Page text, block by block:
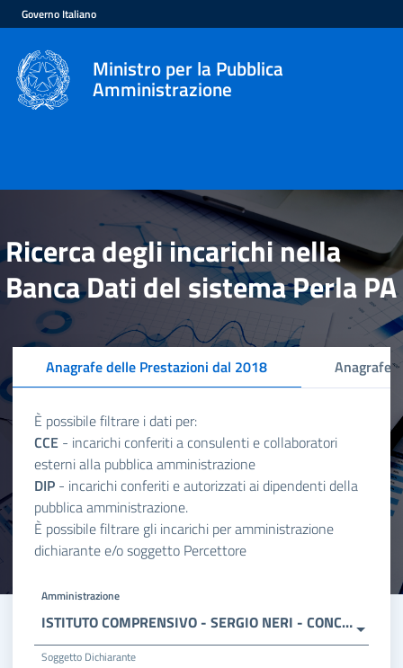
Governo Italiano
Ministro per la Pubblica
Amministrazione
Ricerca degli incarichi nella
Banca Dati del sistema Perla PA
Anagrafe delle Prestazioni dal 2018 Anagrafe
È possibile filtrare i dati per:
CCE - incarichi conferiti a consulenti e collaboratori
esterni alla pubblica amministrazione
DIP - incarichi conferiti e autorizzati ai dipendenti della
pubblica amministrazione.
È possibile filtrare gli incarichi per amministrazione
dichiarante e/o soggetto Percettore
Amministrazione
ISTITUTO COMPRENSIVO - SERGIO NERI - CONCORDIA S/S
Soggetto Dichiarante